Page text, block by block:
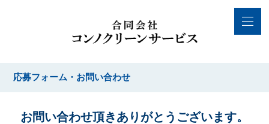
応募フォーム・お問い合わせ
お問い合わせ頂きありがとうございます。